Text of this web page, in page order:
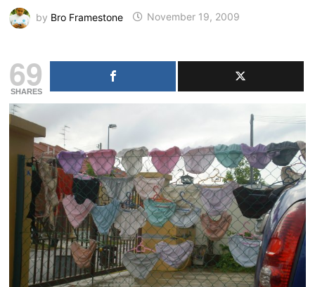
by Bro Framestone November 19, 2009
69
SHARES